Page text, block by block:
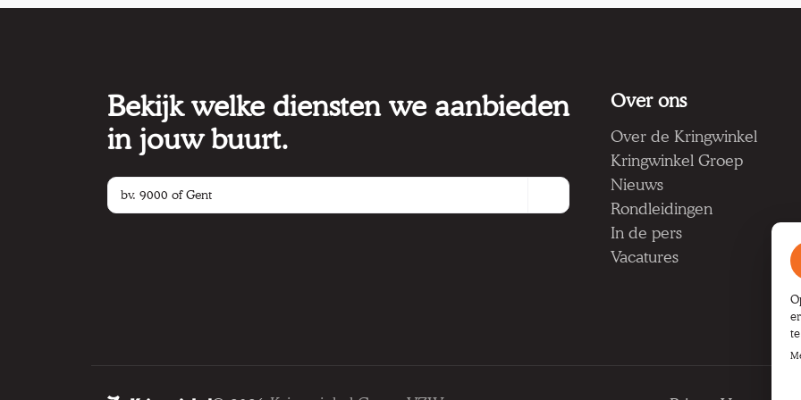
Bekijk welke diensten we aanbieden
in jouw buurt.
Over ons
Over de Kringwinkel
Kringwinkel Groep
Nieuws
Rondleidingen
In de pers
Vacatures